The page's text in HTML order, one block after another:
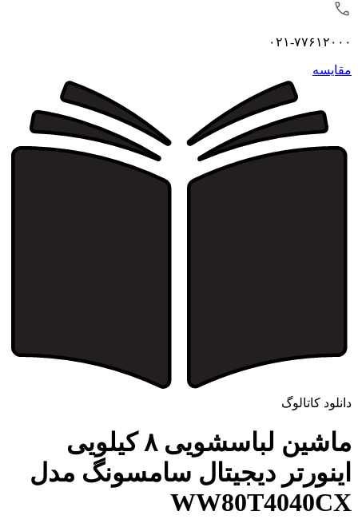
۰۲۱-۷۷۶۱۲۰۰۰
مقايسه
دانلود کاتالوگ
ماشین لباسشویی ۸ کیلویی
اینورتر دیجیتال سامسونگ مدل
WW80T4040CX